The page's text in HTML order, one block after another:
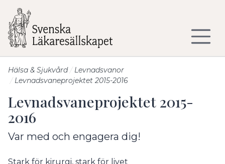
Hälsa & Sjukvård
Levnadsvanor
Levnadsvaneprojektet 2015-2016
Levnadsvaneprojektet 2015-
2016
Var med och engagera dig!
Stark för kirurgi, stark för livet